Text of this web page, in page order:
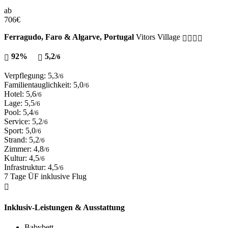
ab
706€
Ferragudo, Faro & Algarve, Portugal Vitors Village
92% 5,2/6
Verpflegung: 5,3/6
Familientauglichkeit: 5,0/6
Hotel: 5,6/6
Lage: 5,5/6
Pool: 5,4/6
Service: 5,2/6
Sport: 5,0/6
Strand: 5,2/6
Zimmer: 4,8/6
Kultur: 4,5/6
Infrastruktur: 4,5/6
7 Tage ÜF inklusive Flug
Inklusiv-Leistungen & Ausstattung